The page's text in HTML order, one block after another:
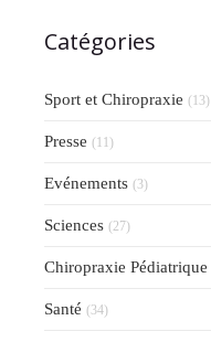
Catégories
Sport et Chiropraxie (13)
Presse (11)
Evénements (3)
Sciences (27)
Chiropraxie Pédiatrique
Santé (34)